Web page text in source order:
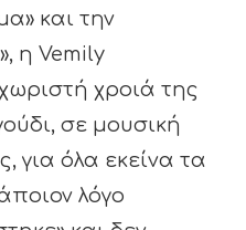
και την
η Vemily
χροιά της
σε μουσική
για όλα εκείνα τα
λόγο